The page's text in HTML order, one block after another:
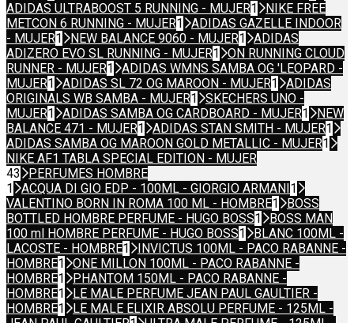
ADIDAS ULTRABOOST 5 RUNNING - MUJER1
NIKE FREE
METCON 6 RUNNING - MUJER1
ADIDAS GAZELLE INDOOR
- MUJER1 NEW BALANCE 9060 - MUJER1
ADIDAS
ADIZERO EVO SL RUNNING - MUJER1
ON RUNNING CLOUD
RUNNER - MUJER1
ADIDAS WMNS SAMBA OG 'LEOPARD -
MUJER1 ADIDAS SL 72 OG MAROON - MUJER1
ADIDAS
ORIGINALS WB SAMBA - MUJER1
SKECHERS UNO -
MUJER1 ADIDAS SAMBA OG CARDBOARD - MUJER1
NEW
BALANCE 471 - MUJER1 ADIDAS STAN SMITH - MUJER1
ADIDAS SAMBA OG MAROON GOLD METALLIC - MUJER1
NIKE AF1 TABLA SPECIAL EDITION - MUJER
43
PERFUMES HOMBRE
1
ACQUA DI GIO EDP - 100ML - GIORGIO ARMANI 1
VALENTINO BORN IN ROMA 100 ML - HOMBRE1
BOSS
BOTTLED HOMBRE PERFUME - HUGO BOSS1
BOSS MAN
100 ml HOMBRE PERFUME - HUGO BOSS1
BLANC 100ML -
LACOSTE - HOMBRE1
INVICTUS 100ML - PACO RABANNE -
HOMBRE1
ONE MILLON 100ML - PACO RABANNE -
HOMBRE1
PHANTOM 150ML - PACO RABANNE -
HOMBRE1
LE MALE PERFUME JEAN PAUL GAULTIER -
HOMBRE1
LE MALE ELIXIR ABSOLU PERFUME - 125ML -